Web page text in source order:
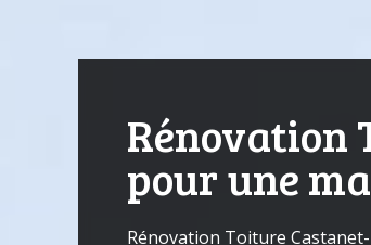
Rénovation
pour une
Rénovation Toiture